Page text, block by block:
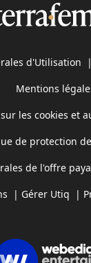
d'Utilisation |
Mentions
les cookies et
de protection
de l'offre
| Gérer Utiq |